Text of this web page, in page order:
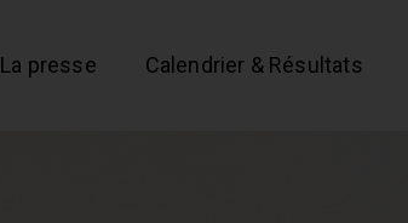
La presse Calendrier & Résultats